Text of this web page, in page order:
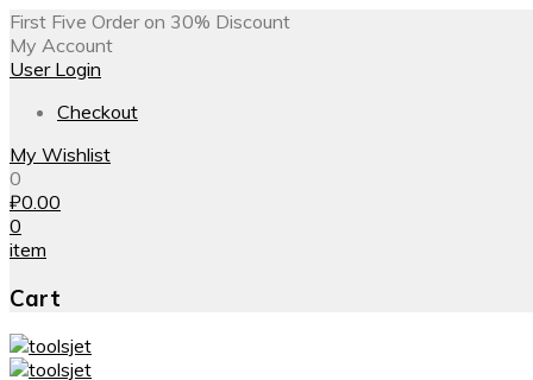
First Five Order on 30% Discount
My Account
User Login
Checkout
My Wishlist
0
₽0.00
0
item
Cart